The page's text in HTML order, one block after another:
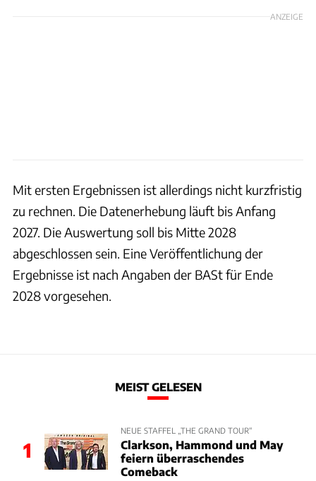
ANZEIGE
Mit ersten Ergebnissen ist allerdings nicht kurzfristig
zu rechnen. Die Datenerhebung läuft bis Anfang
2027. Die Auswertung soll bis Mitte 2028
abgeschlossen sein. Eine Veröffentlichung der
Ergebnisse ist nach Angaben der BASt für Ende
2028 vorgesehen.
MEIST GELESEN
1
NEUE STAFFEL „THE GRAND TOUR“
Clarkson, Hammond und May
feiern überraschendes
Comeback